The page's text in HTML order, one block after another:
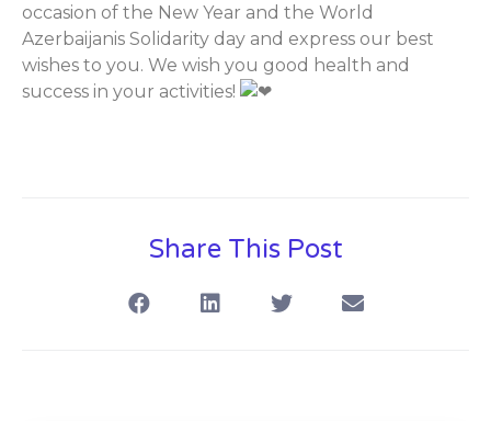
occasion of the New Year and the World
Azerbaijanis Solidarity day and express our best
wishes to you. We wish you good health and
success in your activities!
Share This Post